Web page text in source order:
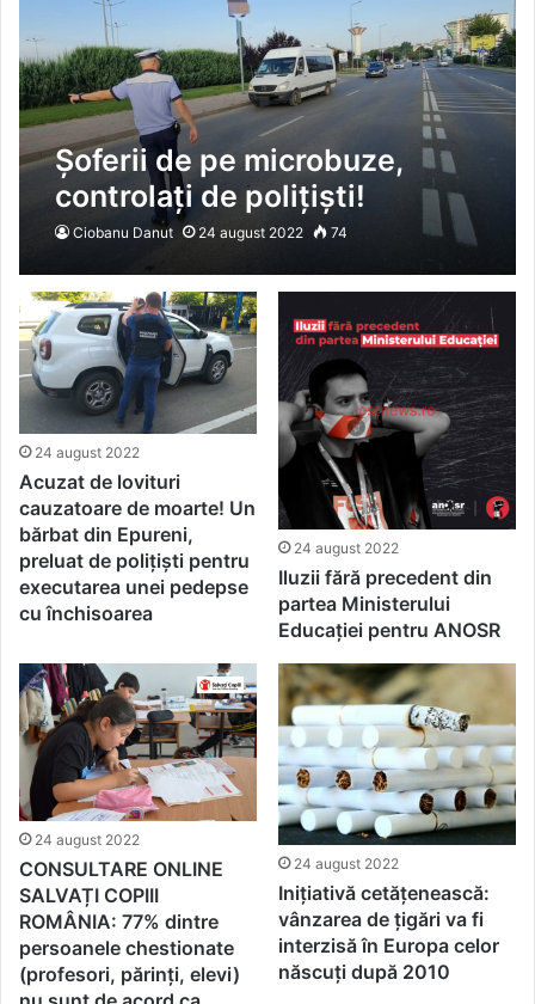
Șoferii de pe microbuze,
controlați de polițiști!
Amenzi și permise reținute
pentru depășirea vitezei și
consum de alcool
Ciobanu Danut 24 august 2022 74
24 august 2022
Acuzat de lovituri
cauzatoare de moarte! Un
bărbat din Epureni,
preluat de polițiști pentru
executarea unei pedepse
cu închisoarea
24 august 2022
Iluzii fără precedent din
partea Ministerului
Educației pentru ANOSR
24 august 2022
CONSULTARE ONLINE
SALVAȚI COPIII
ROMÂNIA: 77% dintre
persoanele chestionate
(profesori, părinți, elevi)
24 august 2022
Inițiativă cetățenească:
vânzarea de țigări va fi
interzisă în Europa celor
născuți după 2010